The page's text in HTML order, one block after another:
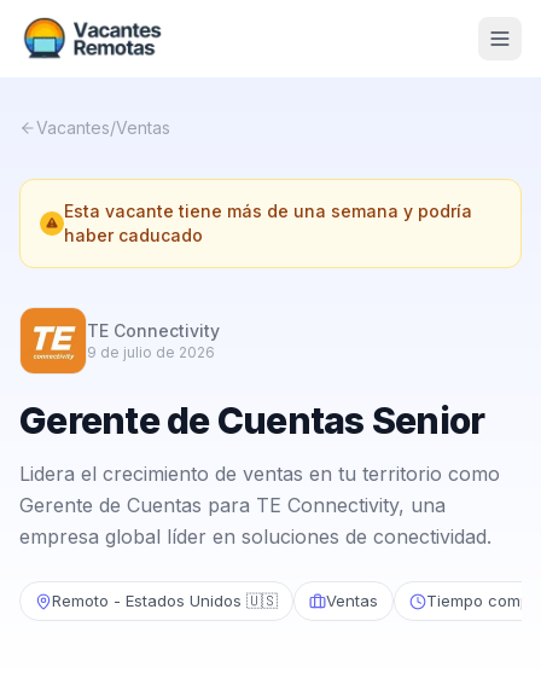
Nosotros
Contacto
Calculadora Freelance
Vacantes/Ventas
Esta vacante tiene más de una semana y podría
haber caducado
TE Connectivity
9 de julio de 2026
Gerente de Cuentas Senior
Lidera el crecimiento de ventas en tu territorio como
Gerente de Cuentas para TE Connectivity, una
empresa global líder en soluciones de conectividad.
Remoto - Estados Unidos 🇺🇸 Ventas Tiempo